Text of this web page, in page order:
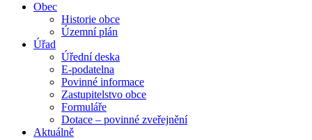
Obec
Historie obce
Územní plán
Úřad
Úřední deska
E-podatelna
Povinné informace
Zastupitelstvo obce
Formuláře
Dotace – povinné zveřejnění
Aktuálně